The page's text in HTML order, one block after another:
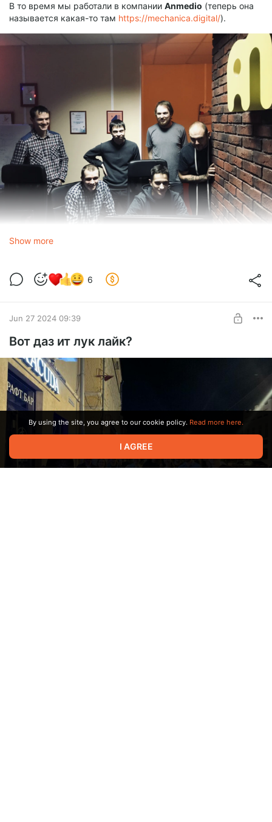
В то время мы работали в компании Anmedio (теперь она
называется какая-то там https://mechanica.digital/).
не могли (никто не смог бы) - было принято волевое
решение! Небольшое корейское
нам практически родным.
Show more
6
Jun 27 2024 09:39
Вот даз ит лук лайк?
By using the site, you agree to our cookie policy. Read more here.
I AGREE